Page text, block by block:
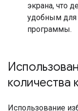
экрана, что
удобным для
программы.
количества
Использование